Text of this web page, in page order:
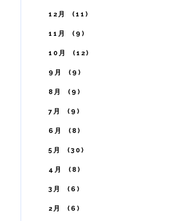
12月 11
11月 9
10月 12
9月 9
8月 9
7月 9
6月 8
5月 30
4月 8
3月 6
2月 6